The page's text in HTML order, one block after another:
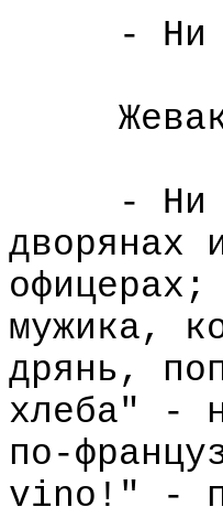
- Ни
- Ни
дворянах
офицерах;
мужика,
дрянь,
хлеба" -
по-
vino!" -